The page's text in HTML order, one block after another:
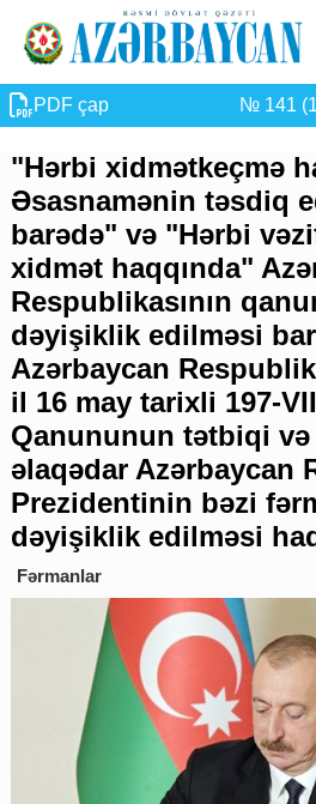
PDF çap № 141
"Hərbi xidmətkeçmə
Əsasnamənin təsdiq
barədə" və "Hərbi
xidmət haqqında"
Respublikasının
dəyişiklik edilməsi
Azərbaycan
il 16 may tarixli 197-
Qanununun tətbiqi
əlaqədar Azərbaycan
Prezidentinin bəzi
dəyişiklik edilməsi
Fərmanlar